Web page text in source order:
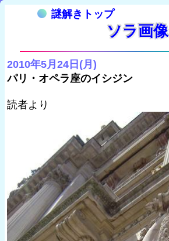
謎解きトップ
ソラ画像
2010年5月24日(月)
パリ・オペラ座のイシジン
読者より